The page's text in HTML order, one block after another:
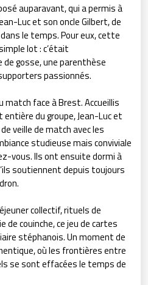
auparavant, qui a permis à
Luc et son oncle Gilbert, de
le temps. Pour eux, cette
lot : c’était
de gosse, une parenthèse
passionnés.
match face à Brest. Accueillis
du groupe, Jean-Luc et
veille de match avec les
studieuse mais conviviale
vous. Ils ont ensuite dormi à
soutiennent depuis toujours
collectif, rituels de
couinche, ce jeu de cartes
stéphanois. Un moment de
où les frontières entre
se sont effacées le temps de